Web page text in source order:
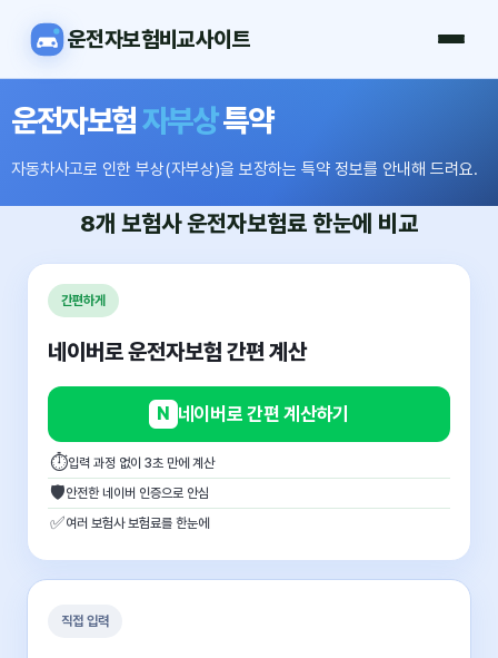
운전자보험비교사이트
운전자보험자부상특약
자동차사고로 인한 부상(자부상)을 보장하는 특약 정보를 안내해 드려요.
8개 보험사운전자보험료 한눈에 비교
간편하게
네이버로 운전자보험 간편 계산
N 네이버로 간편 계산하기
⏱입력 과정 없이 3초 만에 계산
🛡안전한 네이버 인증으로 안심
✅여러 보험사 보험료를 한눈에
직접 입력